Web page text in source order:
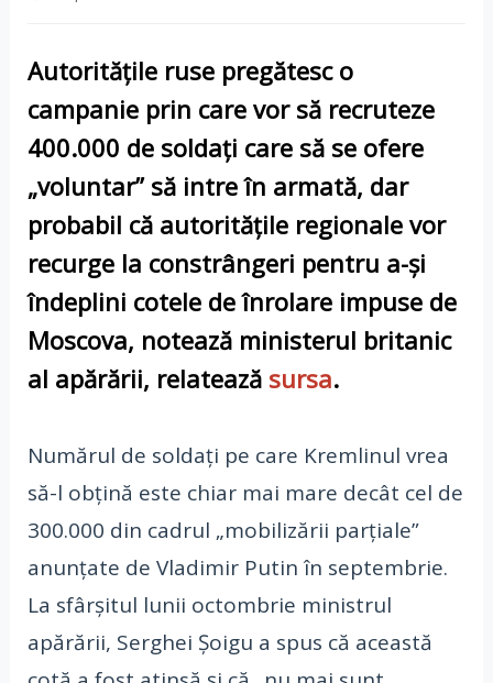
Autoritățile ruse pregătesc o
campanie prin care vor să recruteze
400.000 de soldați care să se ofere
„voluntar” să intre în armată, dar
probabil că autoritățile regionale vor
recurge la constrângeri pentru a-și
îndeplini cotele de înrolare impuse de
Moscova, notează ministerul britanic
al apărării, relateazăsursa.
Numărul de soldați pe care Kremlinul vrea
să-l obțină este chiar mai mare decât cel de
300.000 din cadrul „mobilizării parțiale”
anunțate de Vladimir Putin în septembrie.
La sfârșitul lunii octombrie ministrul
apărării, Serghei Șoigu a spus că această